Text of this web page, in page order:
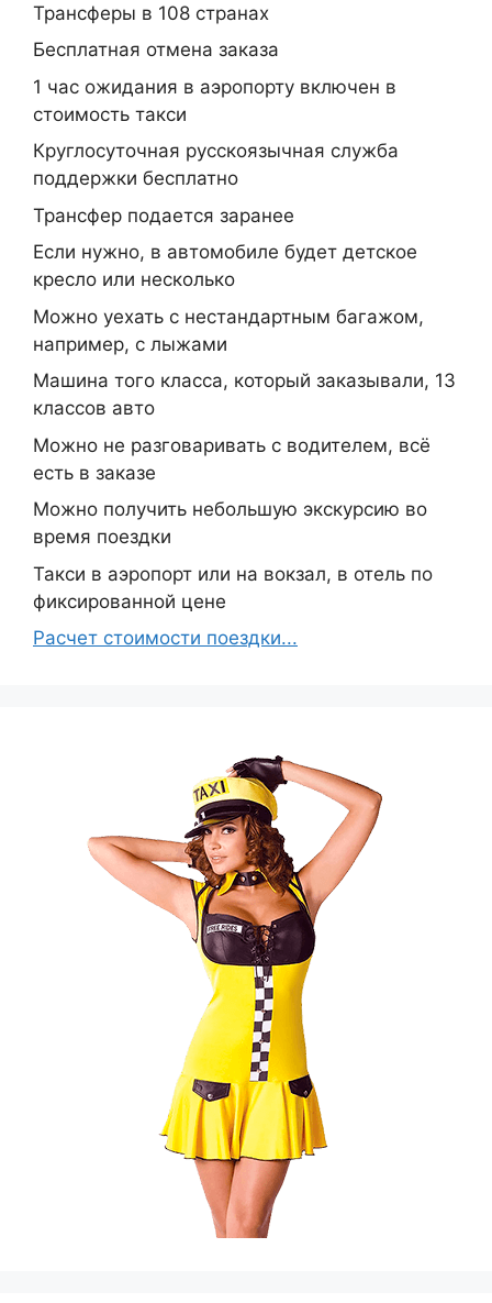
Трансферы в 108 странах
Бесплатная отмена заказа
1 час ожидания в аэропорту включен в
стоимость такси
Круглосуточная русскоязычная служба
поддержки бесплатно
Трансфер подается заранее
Если нужно, в автомобиле будет детское
кресло или несколько
Можно уехать с нестандартным багажом,
например, с лыжами
Машина того класса, который заказывали, 13
классов авто
Можно не разговаривать с водителем, всё
есть в заказе
Можно получить небольшую экскурсию во
время поездки
Такси в аэропорт или на вокзал, в отель по
фиксированной цене
Расчет стоимости поездки...